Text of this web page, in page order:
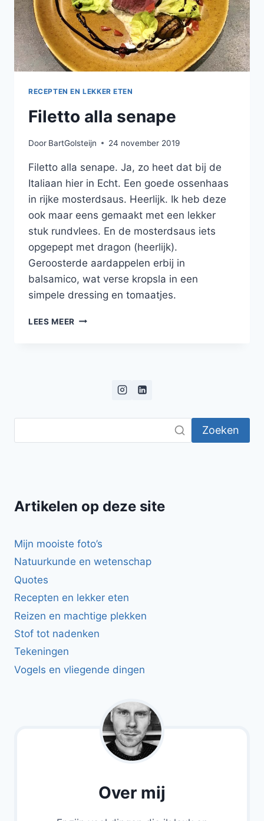
RECEPTEN EN LEKKER ETEN
Filetto alla senape
Door BartGolsteijn 24 november 2019
Filetto alla senape. Ja, zo heet dat bij de
Italiaan hier in Echt. Een goede ossenhaas
in rijke mosterdsaus. Heerlijk. Ik heb deze
ook maar eens gemaakt met een lekker
stuk rundvlees. En de mosterdsaus iets
opgepept met dragon (heerlijk).
Geroosterde aardappelen erbij in
balsamico, wat verse kropsla in een
simpele dressing en tomaatjes.
LEES MEER FILETTO
Zoeken
Artikelen op deze site
Mijn mooiste foto’s
Natuurkunde en wetenschap
Quotes
Recepten en lekker eten
Reizen en machtige plekken
Stof tot nadenken
Tekeningen
Vogels en vliegende dingen
Over mij